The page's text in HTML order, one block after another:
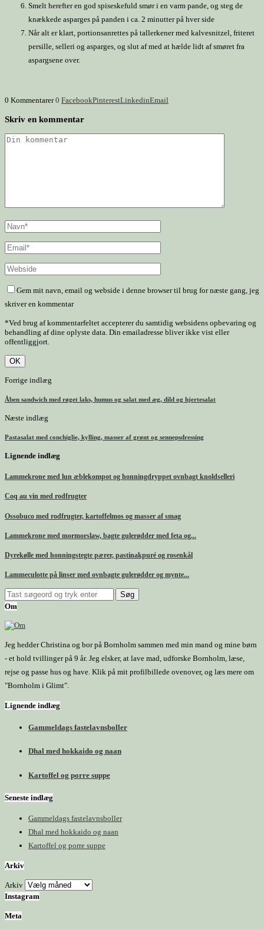
Smelt herefter en god spiseskefuld smør i en varm pande, og steg de
knækkede asparges på panden i ca. 2 minutter på hver side
Når alt er klart, portionsanrettes på tallerkener med kalvesnitzel, friteret
persille, selleri og asparges, og slut af med at hælde lidt af smøret fra
aspargsene over.
0 Kommentarer 0 FacebookPinterestLinkedinEmail
Skriv en kommentar
Gem mit navn, email og webside i denne browser til brug for næste gang, jeg
skriver en kommentar
*Ved brug af kommentarfeltet accepterer du samtidig websidens opbevaring og
behandling af dine oplyste data. Din emailadresse bliver ikke vist eller
offentliggjort.
Forrige indlæg
Åben sandwich med røget laks, humus og salat med æg, dild og hjertesalat
Næste indlæg
Pastasalat med conchiglie, kylling, masser af grønt og sennepsdressing
Lignende indlæg
Lammekrone med lun æblekompot og honningdryppet ovnbagt knoldselleri
Coq au vin med rodfrugter
Ossobuco med rodfrugter, kartoffelmos og masser af smag
Lammekrone med mormorslaw, bagte gulerødder med feta og...
Dyrekølle med honningstegte pærer, pastinakpuré og rosenkål
Lammeculotte på linser med ovnbagte gulerødder og mynte...
Om
Jeg hedder Christina og bor på Bornholm sammen med min mand og mine børn
- et hold tvillinger på 9 år. Jeg elsker, at lave mad, udforske Bornholm, læse,
rejse og passe hus og have. Klik på mit profilbillede ovenover, og læs mere om
"Bornholm i Glimt".
Lignende indlæg
Gammeldags fastelavnsboller
Dhal med hokkaido og naan
Kartoffel og porre suppe
Seneste indlæg
Gammeldags fastelavnsboller
Dhal med hokkaido og naan
Kartoffel og porre suppe
Arkiv
Arkiv
Instagram
Meta